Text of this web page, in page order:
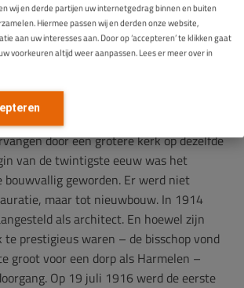
wij en derde partijen uw internetgedrag binnen en buiten
Hiermee passen wij en derden onze website,
aan uw interesses aan. Door op ‘accepteren’ te klikken gaat
voorkeuren altijd weer aanpassen. Lees er meer over in
katholieke kerk gebouwd, aan de
Deze werd al spoedig te klein en
door een grotere kerk op dezelfde
van de twintigste eeuw was het
bouwvallig geworden. Er werd niet
maar tot nieuwbouw. In 1914
als architect. En hoewel zijn
prestigieus waren – de bisschop vond
groot voor een dorp als Harmelen –
Op 19 juli 1916 werd de eerste